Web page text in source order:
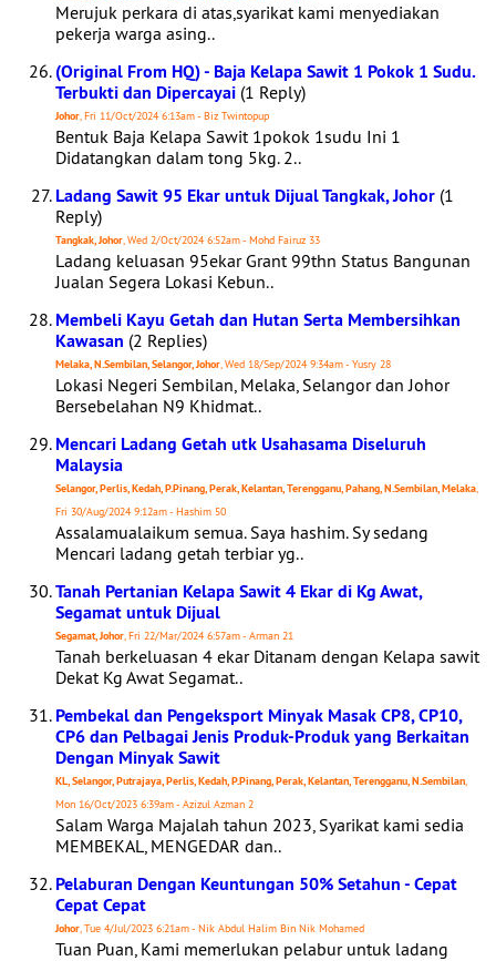
Merujuk perkara di atas,syarikat kami menyediakan
pekerja warga asing..
(Original From HQ) - Baja Kelapa Sawit 1 Pokok 1 Sudu.
Terbukti dan Dipercayai (1 Reply)
Johor, Fri 11/Oct/2024 6:13am - Biz Twintopup
Bentuk Baja Kelapa Sawit 1pokok 1sudu Ini 1
Didatangkan dalam tong 5kg. 2..
Ladang Sawit 95 Ekar untuk Dijual Tangkak, Johor (1
Reply)
Tangkak, Johor, Wed 2/Oct/2024 6:52am - Mohd Fairuz 33
Ladang keluasan 95ekar Grant 99thn Status Bangunan
Jualan Segera Lokasi Kebun..
Membeli Kayu Getah dan Hutan Serta Membersihkan
Kawasan (2 Replies)
Melaka, N.Sembilan, Selangor, Johor, Wed 18/Sep/2024 9:34am - Yusry 28
Lokasi Negeri Sembilan, Melaka, Selangor dan Johor
Bersebelahan N9 Khidmat..
Mencari Ladang Getah utk Usahasama Diseluruh
Malaysia
Selangor, Perlis, Kedah, P.Pinang, Perak, Kelantan, Terengganu, Pahang, N.Sembilan, Melaka,
Fri 30/Aug/2024 9:12am - Hashim 50
Assalamualaikum semua. Saya hashim. Sy sedang
Mencari ladang getah terbiar yg..
Tanah Pertanian Kelapa Sawit 4 Ekar di Kg Awat,
Segamat untuk Dijual
Segamat, Johor, Fri 22/Mar/2024 6:57am - Arman 21
Tanah berkeluasan 4 ekar Ditanam dengan Kelapa sawit
Dekat Kg Awat Segamat..
Pembekal dan Pengeksport Minyak Masak CP8, CP10,
CP6 dan Pelbagai Jenis Produk-Produk yang Berkaitan
Dengan Minyak Sawit
KL, Selangor, Putrajaya, Perlis, Kedah, P.Pinang, Perak, Kelantan, Terengganu, N.Sembilan,
Mon 16/Oct/2023 6:39am - Azizul Azman 2
Salam Warga Majalah tahun 2023, Syarikat kami sedia
MEMBEKAL, MENGEDAR dan..
Pelaburan Dengan Keuntungan 50% Setahun - Cepat
Cepat Cepat
Johor, Tue 4/Jul/2023 6:21am - Nik Abdul Halim Bin Nik Mohamed
Tuan Puan, Kami memerlukan pelabur untuk ladang